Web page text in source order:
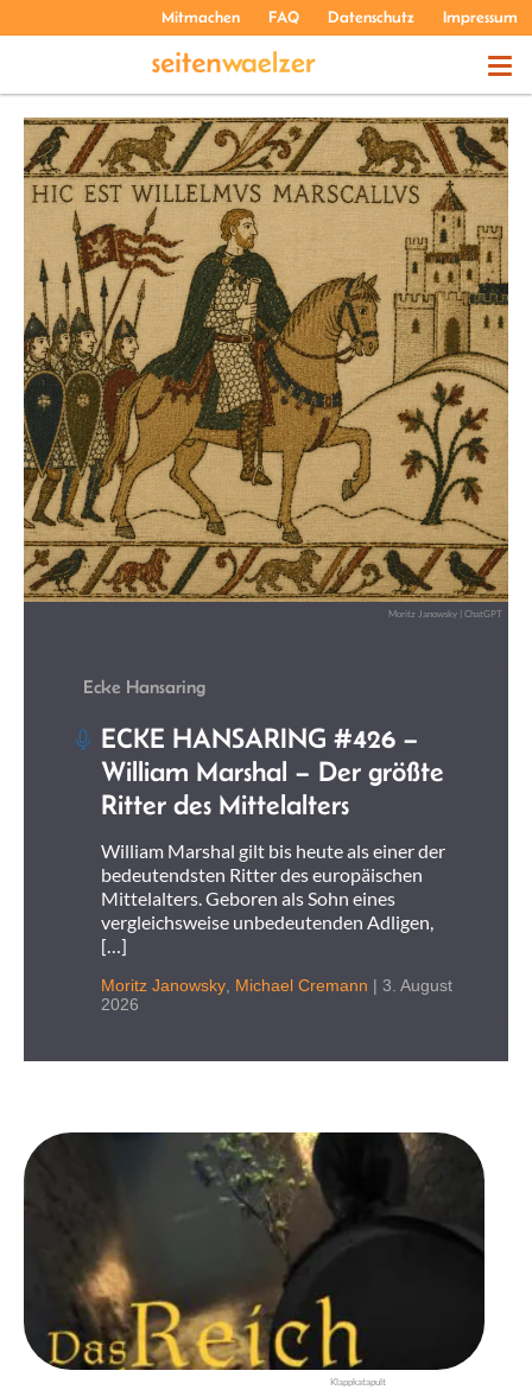
Mitmachen FAQ Datenschutz Impressum
THEMEN
PODCASTS
ÜBER UNS
Moritz Janowsky | ChatGPT
Ecke Hansaring
ECKE HANSARING #426 –
William Marshal – Der größte
Ritter des Mittelalters
William Marshal gilt bis heute als einer der
bedeutendsten Ritter des europäischen
Mittelalters. Geboren als Sohn eines
vergleichsweise unbedeutenden Adligen,
[…]
Moritz Janowsky Michael Cremann | 3. August
2026
Klappkatapult